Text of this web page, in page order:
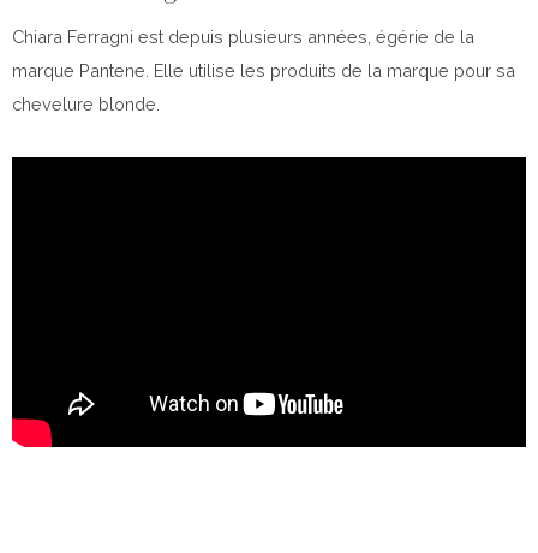
Chiara Ferragni est depuis plusieurs années, égérie de la
marque Pantene. Elle utilise les produits de la marque pour sa
chevelure blonde.